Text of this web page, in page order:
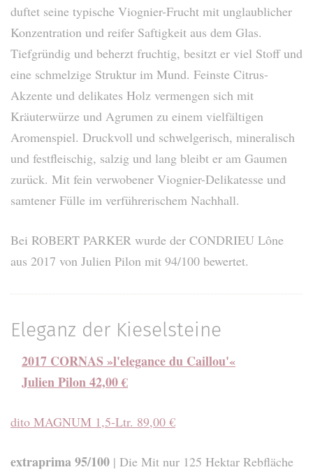
duftet seine typische Viognier-Frucht mit unglaublicher
Konzentration und reifer Saftigkeit aus dem Glas.
Tiefgründig und beherzt fruchtig, besitzt er viel Stoff und
eine schmelzige Struktur im Mund. Feinste Citrus-
Akzente und delikates Holz vermengen sich mit
Kräuterwürze und Agrumen zu einem vielfältigen
Aromenspiel. Druckvoll und schwelgerisch, mineralisch
und festfleischig, salzig und lang bleibt er am Gaumen
zurück. Mit fein verwobener Viognier-Delikatesse und
samtener Fülle im verführerischem Nachhall.
Bei ROBERT PARKER wurde der CONDRIEU Lône
aus 2017 von Julien Pilon mit 94/100 bewertet.
Eleganz der Kieselsteine
2017 CORNAS »l'elegance du Caillou'«
Julien Pilon 42,00 €
dito MAGNUM 1,5-Ltr. 89,00 €
extraprima 95/100 | Die Mit nur 125 Hektar Rebfläche